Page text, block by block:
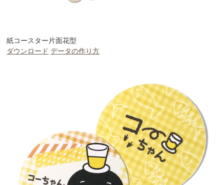
紙コースター片面花型
ダウンロード データの作り方